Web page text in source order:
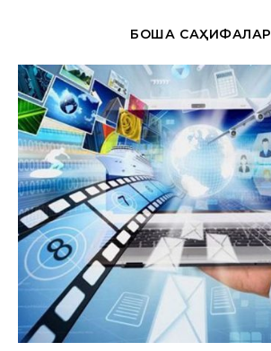
БОШҚА САҲИФАЛАР